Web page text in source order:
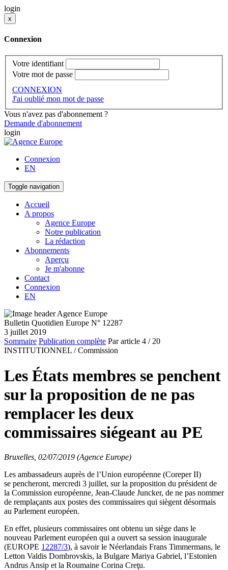
login
x
Connexion
Votre identifiant
Votre mot de passe
CONNEXION
J'ai oublié mon mot de passe
Vous n'avez pas d'abonnement ?
Demande d'abonnement
login
Connexion
EN
Toggle navigation
Accueil
A propos
Agence Europe
Notre publication
La rédaction
Abonnements
Aperçu
Je m'abonne
Contact
Connexion
EN
Bulletin Quotidien Europe N° 12287
3 juillet 2019
Sommaire Publication complète Par article 4 / 20
INSTITUTIONNEL / Commission
Les États membres se penchent
sur la proposition de ne pas
remplacer les deux
commissaires siégeant au PE
Bruxelles, 02/07/2019 (Agence Europe)
Les ambassadeurs auprès de l’Union européenne (Coreper II)
se pencheront, mercredi 3 juillet, sur la proposition du président de
la Commission européenne, Jean-Claude Juncker, de ne pas nommer
de remplaçants aux postes des commissaires qui siègent désormais
au Parlement européen.
En effet, plusieurs commissaires ont obtenu un siège dans le
nouveau Parlement européen qui a ouvert sa session inaugurale
(EUROPE 12287/3), à savoir le Néerlandais Frans Timmermans, le
Letton Valdis Dombrovskis, la Bulgare Mariya Gabriel, l’Estonien
Andrus Ansip et la Roumaine Corina Creţu.